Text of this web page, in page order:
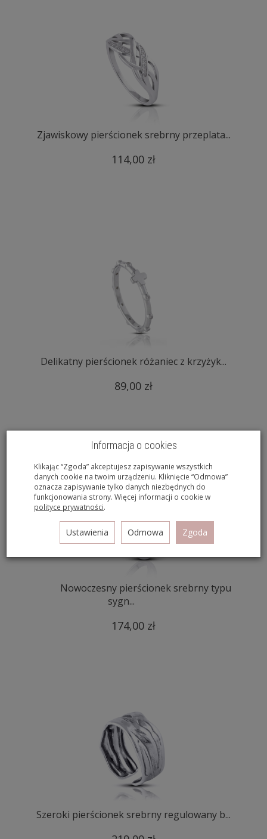
Zjawiskowy pierścionek srebrny przeplata...
114,00 zł
Delikatny pierścionek różaniec z krzyżyk...
89,00 zł
Nowoczesny pierścionek srebrny typu
sygn...
174,00 zł
Szeroki pierścionek srebrny regulowany b...
Informacja o cookies
Klikając “Zgoda” akceptujesz zapisywanie wszystkich
danych cookie na twoim urządzeniu. Kliknięcie “Odmowa”
oznacza zapisywanie tylko danych niezbędnych do
funkcjonowania strony. Więcej informacji o cookie w
polityce prywatności.
Ustawienia Odmowa Zgoda